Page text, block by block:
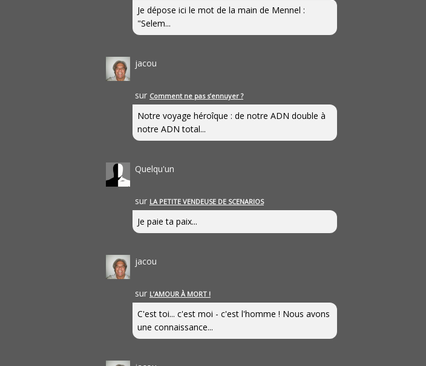
Je dépose ici le mot de la main de Mennel :
"Selem...
jacou
sur Comment ne pas s’ennuyer ?
Notre voyage héroîque : de notre ADN double à
notre ADN total...
Quelqu'un
sur LA PETITE VENDEUSE DE SCENARIOS
Je paie ta paix...
jacou
sur L’AMOUR À MORT !
C'est toi... c'est moi - c'est l'homme ! Nous avons
une connaissance...